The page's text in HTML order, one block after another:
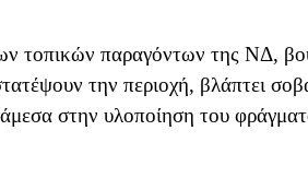
τοπικών παραγόντων της ΝΔ,
την περιοχή, βλάπτει
στην υλοποίηση του